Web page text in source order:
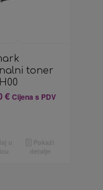
toner
€ Cijena s PDV